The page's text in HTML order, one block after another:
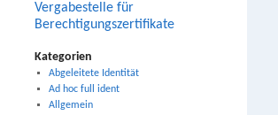
Vergabestelle für
Berechtigungszertifikate
Kategorien
Abgeleitete Identität
Ad hoc full ident
Allgemein